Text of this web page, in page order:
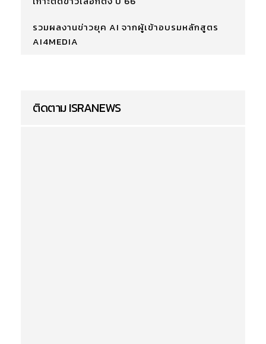
รวมผลงานข่าวยุค AI จากผู้เข้าอบรมหลักสูตร
AI4MEDIA
ติดตาม ISRANEWS